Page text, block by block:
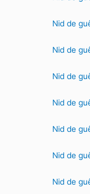
Nid de
Nid de
Nid de
Nid de
Nid de
Nid de
Nid de